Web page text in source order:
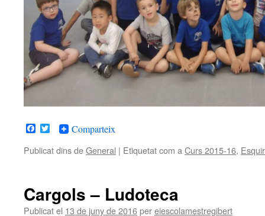
Facebook
TwitterComparteix
Publicat dins deGeneral | Etiquetat com a Curs 2015-16,
Cargols – Ludoteca
Publicat el 13 de juny de 2016pereiescolamestregibert